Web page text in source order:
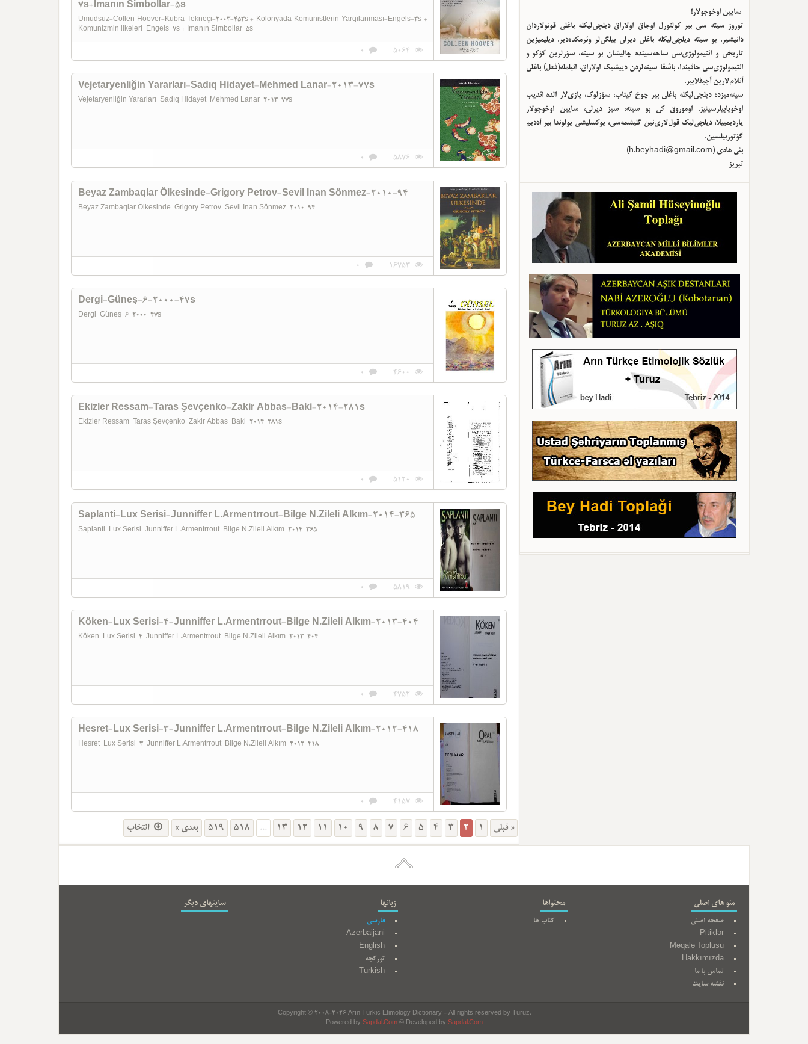
7s+Imanın Simbollar-5s
Umudsuz-Collen Hoover-Kubra Tekneçi-2003-453s + Kolonyada Komunistlerin Yarqılanması-Engels-3s +
Komunizmin ilkeleri-Engels-7s + Imanın Simbollar-5s
5064
0
Vejetaryenliğin Yararları-Sadıq Hidayet-Mehmed Lanar-2013-77s
Vejetaryenliğin Yararları-Sadıq Hidayet-Mehmed Lanar-2013-77s
5876
0
Beyaz Zambaqlar Ölkesinde-Grigory Petrov-Sevil Inan Sönmez-2010-94
Beyaz Zambaqlar Ölkesinde-Grigory Petrov-Sevil Inan Sönmez-2010-94
16753
0
Dergi-Güneş-6-2000-47s
Dergi-Güneş-6-2000-47s
4600
0
Ekizler Ressam-Taras Şevçenko-Zakir Abbas-Baki-2014-281s
Ekizler Ressam-Taras Şevçenko-Zakir Abbas-Baki-2014-281s
5120
0
Saplanti-Lux Serisi-Junniffer L.Armentrrout-Bilge N.Zileli Alkım-2014-365
Saplanti-Lux Serisi-Junniffer L.Armentrrout-Bilge N.Zileli Alkım-2014-365
5819
0
Köken-Lux Serisi-4-Junniffer L.Armentrrout-Bilge N.Zileli Alkım-2013-404
Köken-Lux Serisi-4-Junniffer L.Armentrrout-Bilge N.Zileli Alkım-2013-404
4752
0
Hesret-Lux Serisi-3-Junniffer L.Armentrrout-Bilge N.Zileli Alkım-2012-418
Hesret-Lux Serisi-3-Junniffer L.Armentrrout-Bilge N.Zileli Alkım-2012-418
4157
0
« قبلی 1
2
3
4
5
6
7
8
9
10
11
12
13
...
518
519 بعدی » انتخاب
سایین اوخوجولار!
توروز سیته سی بیر کولتورل اوجاق اولا‌راق دیلچی‌لیکله باغلی قونولاردان
دانیشیر. بو سیته دیلچی‌لیکله باغلی دیرلی بیلگی‌لر وئرمکده‌دیر. دیلیمیزین
تاریخی و ائتیمولوژی‌سی ساحه‌سینده چالیشان بو سیته، سؤزلرین کؤکو و
ائتیمولوژی‌سی حاقیندا، باشقا سیته‌لردن دییشیک اولا‌راق، ائیلمله(فعل) باغلی
آنلام‌لارین آچیقلاییر.
سیته‌میزده دیلچی‌لیکله باغلی بیر چوخ کیتاب، سؤزلوک، یازی‌لار الده ائدیب
اوخویابیلرسینیز. اوموروق کی بو سیته، سیز دیرلی، سایین اوخوجولار
یاردیمییلا، دیلچی‌لیک قول‌لاری‌نین گلیشمه‌سی، یوکسلیشی یولوندا بیر آددیم
گؤتوربیلسین.
بئی هادی (h.beyhadi@gmail.com
)
تبریز
سایتهای دیگر زبانها
فارسی
Azerbaijani
English
تورکجه
Turkish
محتواها
کتاب ها
منو های اصلی
صفحه اصلی
Pitiklər
Məqalə Toplusu
Hakkımızda
تماس با ما
نقشه سایت
Copyright © 2008-2026 Arın Turkic Etimology Dictionary - All rights reserved by Turuz.
Powered by Sapdal.Com© Developed by Sapdal.Com